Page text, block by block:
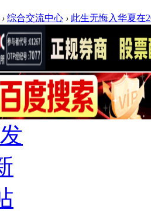
› 综合交流中心 › 此生无悔入华夏在